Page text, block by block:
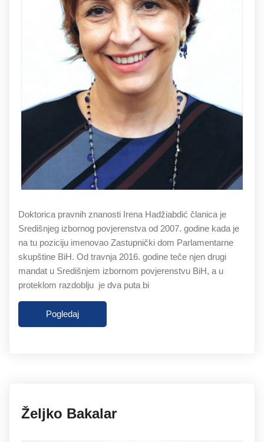
Doktorica pravnih znanosti Irena Hadžiabdić članica je
Središnjeg izbornog povjerenstva od 2007. godine kada je
na tu poziciju imenovao Zastupnički dom Parlamentarne
skupštine BiH. Od travnja 2016. godine teče njen drugi
mandat u Središnjem izbornom povjerenstvu BiH, a u
proteklom razdoblju je dva puta bi
Pogledaj
Željko Bakalar